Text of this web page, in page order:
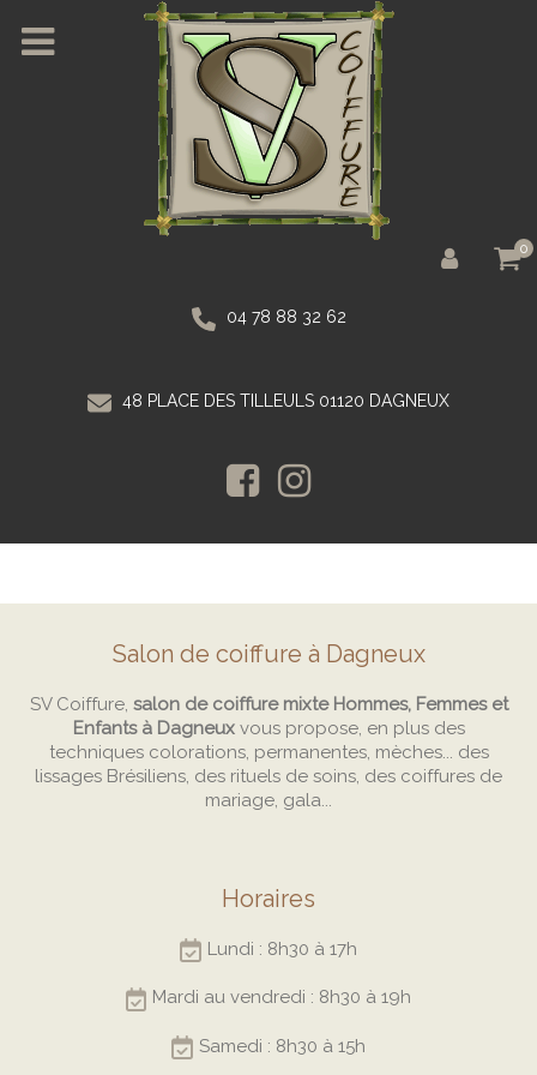
0
04 78 88 32 62
48 PLACE DES TILLEULS 01120 DAGNEUX
Salon de coiffure à Dagneux
SV Coiffure, salon de coiffure mixte Hommes, Femmes et
Enfants à Dagneuxvous propose, en plus des
techniques colorations, permanentes, mèches... des
lissages Brésiliens, des rituels de soins, des coiffures de
mariage, gala...
Horaires
Lundi : 8h30 à 17h
Mardi au vendredi : 8h30 à 19h
Samedi : 8h30 à 15h